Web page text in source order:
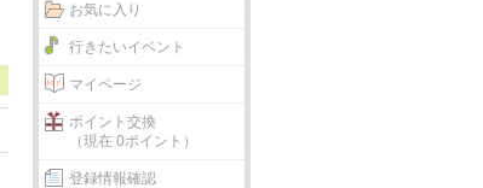
お気に入り
行きたいイベント
マイページ
ポイント交換
（現在 0ポイント）
登録情報確認